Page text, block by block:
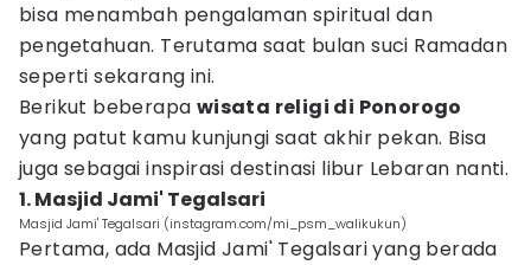
bisa menambah pengalaman spiritual dan
pengetahuan. Terutama saat bulan suci Ramadan
seperti sekarang ini.
Berikut beberapa wisata religi di Ponorogo
yang patut kamu kunjungi saat akhir pekan. Bisa
juga sebagai inspirasi destinasi libur Lebaran nanti.
1. Masjid Jami' Tegalsari
Masjid Jami' Tegalsari (instagram.com/mi_psm_walikukun)
Pertama, ada Masjid Jami' Tegalsari yang berada